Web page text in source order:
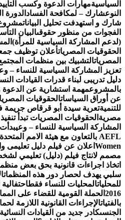
مهارات الدعوة وكسب التأييد
شارك – لمكافحة الفسادالدورة
و استهدفت تحليل البياناتمشروع
من منظور حقوقىالبيان
المشاركة السياسية للمرأة)
المصرياتأعلان توظيف
التشبيك بين منظمات
المشاركة السياسية للنساء – وعي
تدريبى لبناء قدرات القيادات
مهمة استشارية عن الدعوة
أوراق السياساتالحقوقيات
تعرية سيدة أبو قرقاص جريمة
الحقوقيات المصريات تبدأ
السياسية للنساء – وعيبدأت
اعلان عن فيلم دليل تعليمى
لانتاج فيلم (دليل) تعليمي
اجراءات قانونية بحق بعض
يهدف لحصار دور هذه المنظمات
المحليات للنساء فقطاحتفالية
الحملة القومية للقضاء على
الإجراءات القانونية اللازمة
كادر جديد من القيادات النسائية